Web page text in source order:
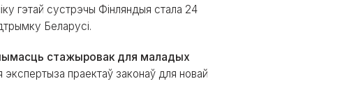
гэтай сустрэчы Фінляндыя стала 24
Беларусі.
стажыровак для маладых
экспертыза праектаў законаў для новай